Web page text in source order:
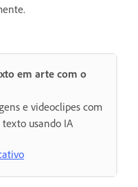
em arte com o
e videoclipes com
usando IA